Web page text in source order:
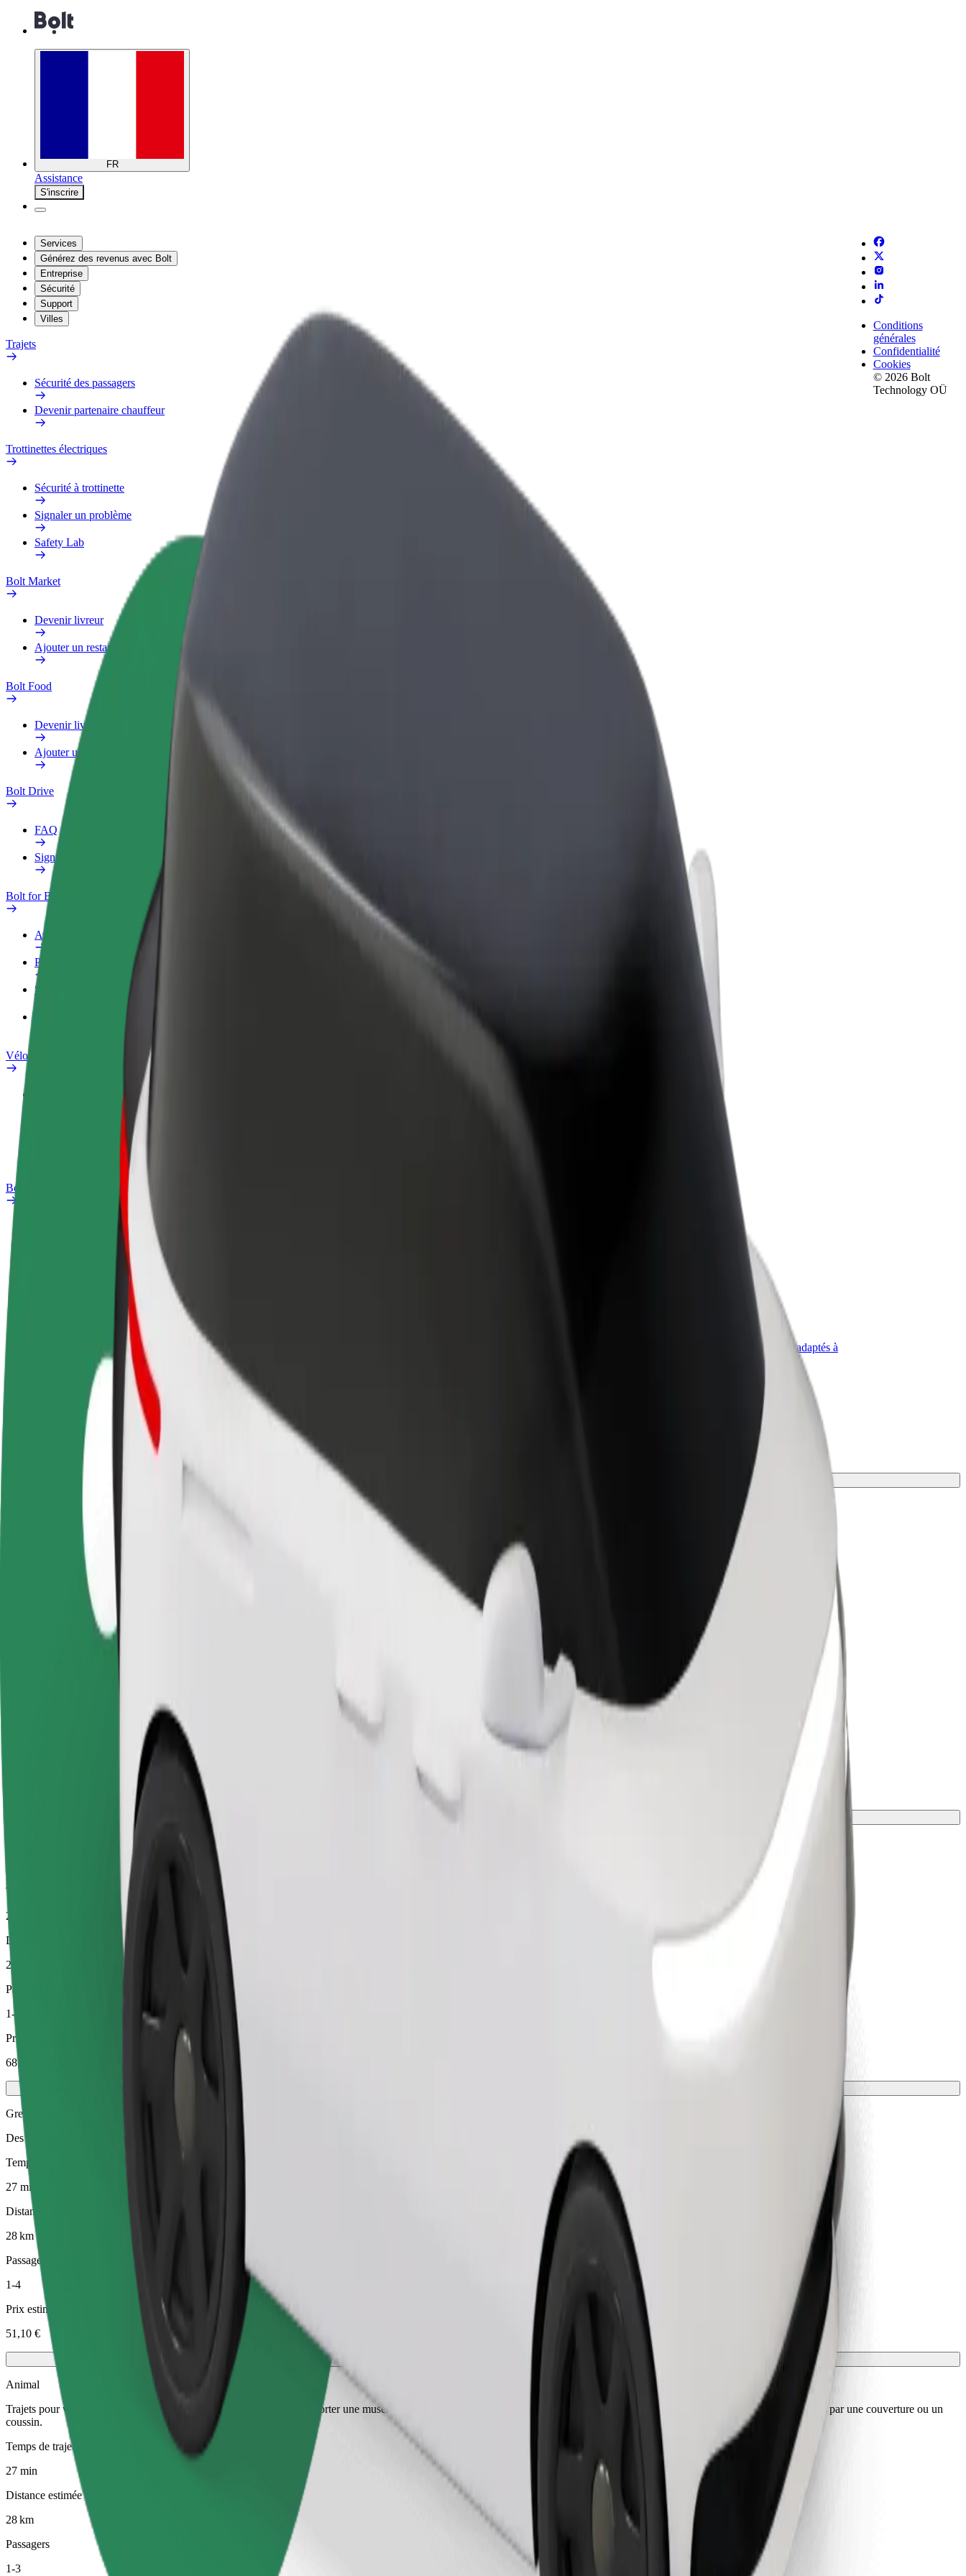
FR
Assistance
S'inscrire
Services
Générez des revenus avec Bolt
Entreprise
Sécurité
Support
Villes
Trajets
Sécurité des passagers
Devenir partenaire chauffeur
Trottinettes électriques
Sécurité à trottinette
Signaler un problème
Safety Lab
Bolt Market
Devenir livreur
Ajouter un restaurant ou un magasin
Bolt Food
Devenir livreur
Ajouter un restaurant ou un magasin
Bolt Drive
FAQ
Signaler un véhicule
Bolt for Business
Avantages
Profil professionnel
Services
Bolt Food pour les entreprises
Vélos électriques
Signaler un problème
Bolt Plus
Devenir partenaire chauffeur
Générez des revenus selon
vos conditions
Devenir livreur
Livrez des repas et générez des revenus
chaque semaine
Bolt for Business
Produits et services Bolt adaptés à
Conditions
générales
Confidentialité
Cookies
© 2026 Bolt
Technology OÜ
Comment se rendre de Zaanse Schans à Ziggo Dome
À la recherche du meilleur trajet entre Zaanse Schans et Ziggo Dome ? Explorez nos services et trouvez celui qui vous convient le mieux.
Praticité et confort, en quelques clics !
Trajets fiables dans des voitures classiques de taille moyenne.
Temps de trajet estimé
Des voitures plus grandes avec plus d'espace pour les jambes et plus de rangement
Temps de trajet estimé
27 min
Distance estimée
28 km
Passagers
1-4
Prix estimé
68,70 €
Green
Des trajets efficaces dans des véhicules entièrement électriques
Temps de trajet estimé
27 min
Distance estimée
28 km
Passagers
1-4
Prix estimé
51,10 €
Animal
Trajets pour vous et votre animal de compagnie. Les chiens doivent porter une muselière, les petits animaux doivent être dans une cage de transport, et les sièges doivent être protégés par une couverture ou un
coussin.
Temps de trajet estimé
27 min
Distance estimée
28 km
Passagers
1-3